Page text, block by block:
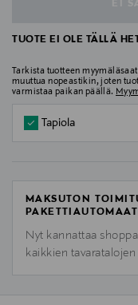
TUOTE EI OLE TÄLLÄ
Tarkista tuotteen
muuttua nopeastikin, joten
varmistaa paikan päällä.
Tapiola
MAKSUTON
Nyt kannattaa
kaikkien